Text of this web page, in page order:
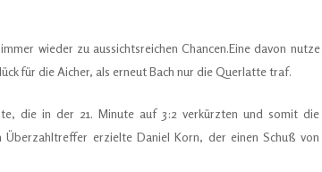
wieder zu aussichtsreichen Chancen.Eine davon nutze
für die Aicher, als erneut Bach nur die Querlatte traf.
die in der 21. Minute auf 3:2 verkürzten und somit die
erzielte Daniel Korn, der einen Schuß von